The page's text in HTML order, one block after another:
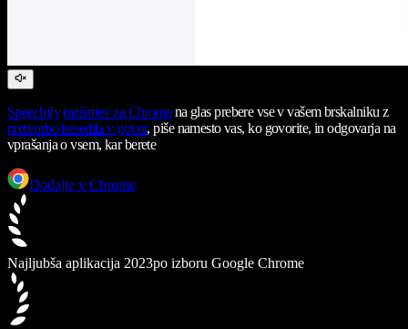
Speechify razširitev za Chromena glas prebere vse v vašem brskalniku z
pretvorbo besedila v govor, piše namesto vas, ko govorite, in odgovarja na
vprašanja o vsem, kar berete
Dodajte v Chrome
Najljubša aplikacija 2023po izboru Google Chrome